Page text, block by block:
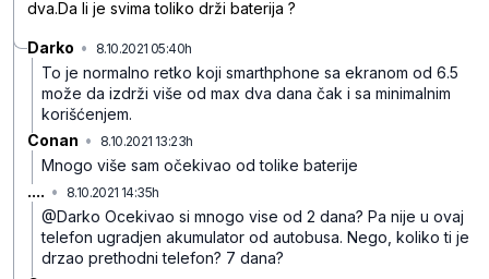
dva.Da li je svima toliko drži baterija ?
Darko • 8.10.2021 05:40h
To je normalno retko koji smarthphone sa ekranom od 6.5
može da izdrži više od max dva dana čak i sa minimalnim
korišćenjem.
Conan • 8.10.2021 13:23h
Mnogo više sam očekivao od tolike baterije
.... • 8.10.2021 14:35h
@Darko Ocekivao si mnogo vise od 2 dana? Pa nije u ovaj
telefon ugradjen akumulator od autobusa. Nego, koliko ti je
drzao prethodni telefon? 7 dana?